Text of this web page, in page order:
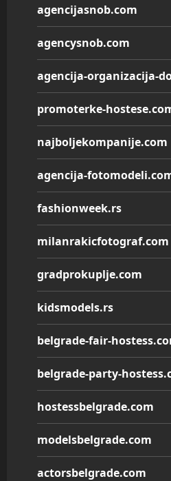
agencijasnob.com
agencysnob.com
agencija-organizacija-
promoterke-
najboljekompanije.com
agencija-
fashionweek.rs
milanrakicfotograf.com
gradprokuplje.com
kidsmodels.rs
belgrade-fair-
belgrade-party-
hostessbelgrade.com
modelsbelgrade.com
actorsbelgrade.com